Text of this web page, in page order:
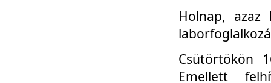
Holnap, azaz
Csütörtökön
Emellett